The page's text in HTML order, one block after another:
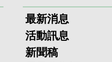
最新消息
活動訊息
新聞稿